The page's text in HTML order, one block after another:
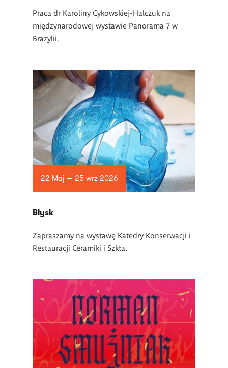
Praca dr Karoliny Cykowskiej-Halczuk na
międzynarodowej wystawie Panorama 7 w
Brazylii.
22 Maj — 25 wrz 2026
Błysk
Zapraszamy na wystawę Katedry Konserwacji i
Restauracji Ceramiki i Szkła.